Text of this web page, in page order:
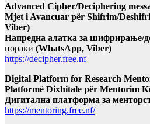
Advanced Cipher/Deciphering
Mjet i Avancuar për Shifrim/
Viber)
Напредна алатка за шифрирање/
пораки (WhatsApp, Viber)
https://decipher.free.nf
Digital Platform for Research
Platformë Dixhitale për Mentorim
Дигитална платформа за
https://mentoring.free.nf/